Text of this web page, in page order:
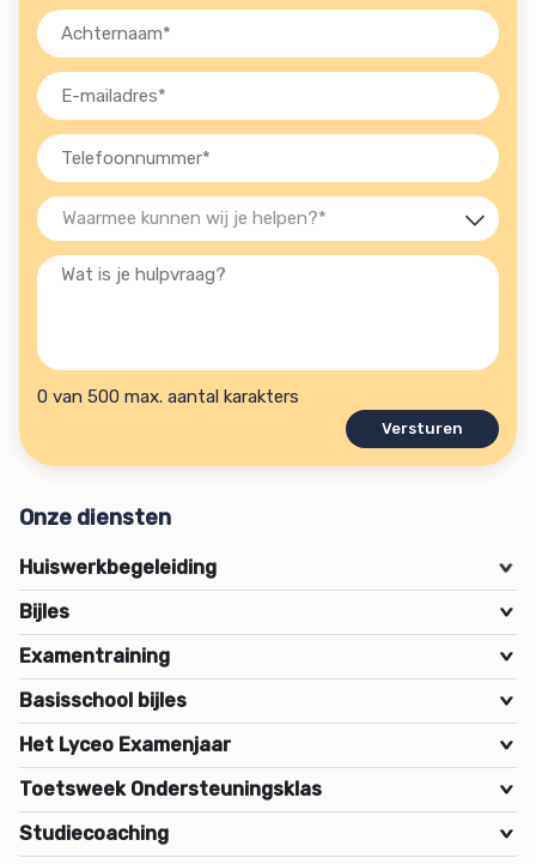
Achternaam
(Vereist)
E-
mailadres
(Vereist)
Telefoon
(Vereist)
Waarmee
kunnen
wij
(Vereist)
Wat
hulpvraag?
0 van 500 max. aantal karakters
Onze diensten
Huiswerkbegeleiding >
Bijles >
Examentraining >
Basisschool bijles >
Het Lyceo Examenjaar >
Toetsweek Ondersteuningsklas >
Studiecoaching >